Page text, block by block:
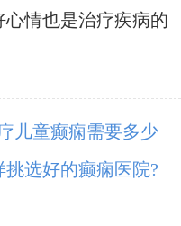
情也是治疗疾病的
儿童癫痫需要多少
选好的癫痫医院?